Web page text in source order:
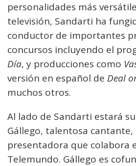
personalidades más
televisión, Sandarti ha
conductor de importantes
concursos incluyendo el
Día, y producciones como
versión en español de Deal
muchos otros.
Al lado de Sandarti estará
Gállego, talentosa cantante,
presentadora que colabora
Telemundo. Gállego es